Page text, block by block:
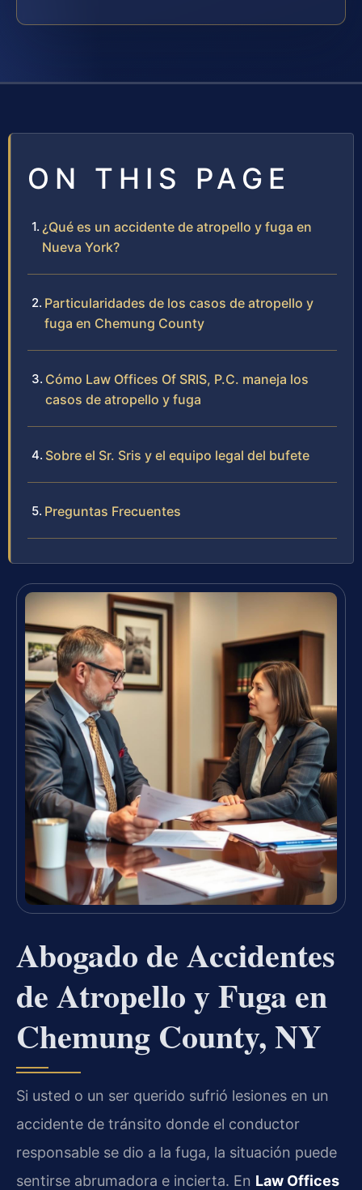
ON THIS PAGE
¿Qué es un accidente de atropello y fuga en
Nueva York?
Particularidades de los casos de atropello y
fuga en Chemung County
Cómo Law Offices Of SRIS, P.C. maneja los
casos de atropello y fuga
Sobre el Sr. Sris y el equipo legal del bufete
Preguntas Frecuentes
Abogado de Accidentes
de Atropello y Fuga en
Chemung County, NY
Si usted o un ser querido sufrió lesiones en un
accidente de tránsito donde el conductor
responsable se dio a la fuga, la situación puede
sentirse abrumadora e incierta. En Law Offices